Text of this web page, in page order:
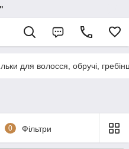
для волосся, обручі,
0 Фільтри